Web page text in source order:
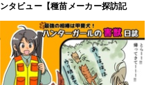
ンタビュー【種苗メーカー探訪記